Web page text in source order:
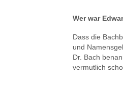
Wer war
Dass die
und
Dr. Bach
vermutlich